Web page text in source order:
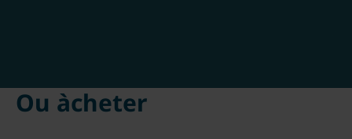
Ou àcheter